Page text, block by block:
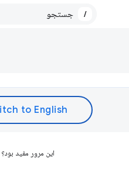
/
این مرور مفید بود؟